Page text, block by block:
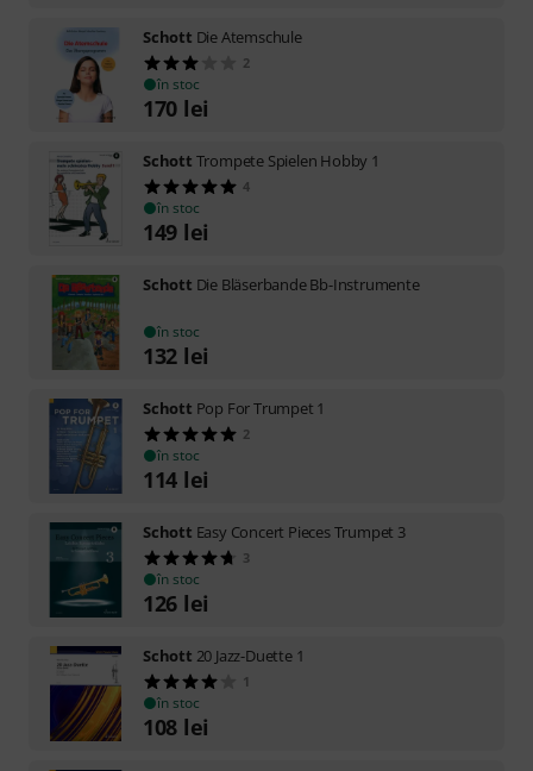
Schott Die Atemschule
2
în stoc
170 lei
Schott Trompete Spielen Hobby 1
4
în stoc
149 lei
Schott Die Bläserbande Bb-Instrumente
în stoc
132 lei
Schott Pop For Trumpet 1
2
în stoc
114 lei
Schott Easy Concert Pieces Trumpet 3
3
în stoc
126 lei
Schott 20 Jazz-Duette 1
1
în stoc
108 lei